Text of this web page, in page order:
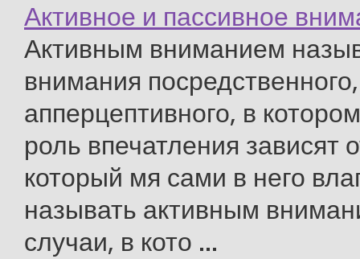
Активное и пассивное
Активным вниманием
внимания
апперцептивного, в
роль впечатления зависят
который мя сами в него
называть активным
случаи, в кото ...